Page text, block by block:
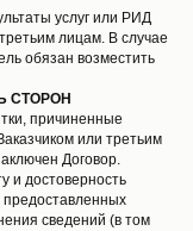
услуг или РИД
лицам. В случае
обязан возместить
СТОРОН
причиненные
или третьим
Договор.
и достоверность
сведений (в том